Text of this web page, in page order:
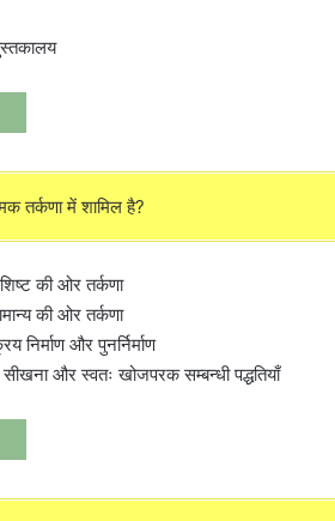
तर्कणा में शामिल है?
की ओर तर्कणा
की ओर तर्कणा
निर्माण और पुनर्निर्माण
और स्वतः खोजपरक सम्बन्धी पद्धतियाँ